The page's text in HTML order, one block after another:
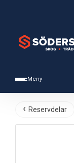
Meny
Reservdelar